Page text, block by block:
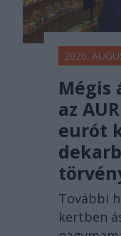
2026.
Mégis
az
eurót
További
kertben